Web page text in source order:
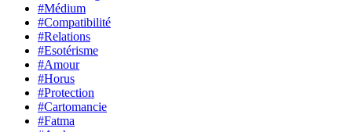
#Médium
#Compatibilité
#Relations
#Esotérisme
#Amour
#Horus
#Protection
#Cartomancie
#Fatma